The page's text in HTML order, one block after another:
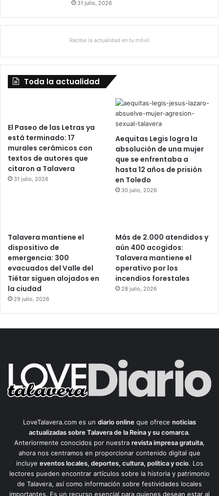
31 julio, 2026
Recibe la actualidad en tu móvil
Toda la actualidad
El Paseo de las Letras ya
está terminado: 17
murales cerámicos con
textos de autores que
citaron a Talavera
31 julio, 2026
Aequitas Legis logra la
absolución de una mujer
que se enfrentaba a
hasta 12 años de prisión
en Toledo
30 julio, 2026
Talavera mantiene el
dispositivo de
emergencia: 300
evacuados del Valle del
Tiétar siguen alojados en
la ciudad
29 julio, 2026
Más de 2.000 atendidos y
aún 400 acogidos:
Talavera mantiene el
operativo por los
incendios forestales
28 julio, 2026
LoveTalavera.com es un diario online que ofrece noticias
actualizadas sobre Talavera de la Reina y su comarca.
Anteriormente conocidos por nuestra revista impresa gratuita,
ahora nos centramos en proporcionar contenido digital que
incluye eventos locales, deportes, cultura, política y ocio. Los
lectores pueden encontrar artículos sobre la historia y patrimonio
de Talavera, así como información sobre festividades locales
importantes. Es un recurso esencial para quienes desean estar al